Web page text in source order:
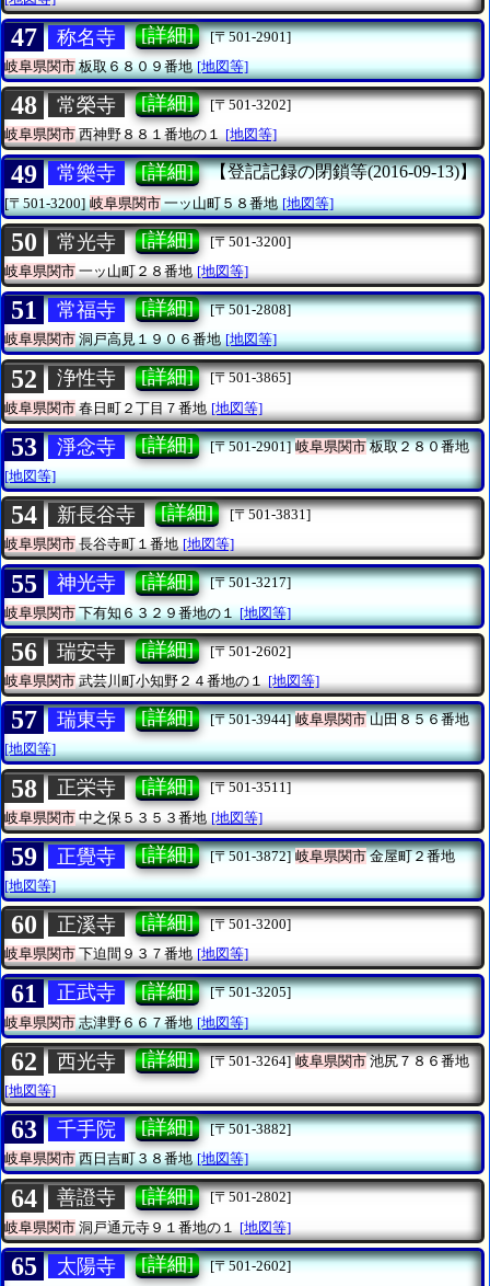
47 称名寺 [詳細]
[〒501-2901]
岐阜県関市板取６８０９番地 [地図等]
48 常榮寺 [詳細]
[〒501-3202]
岐阜県関市西神野８８１番地の１ [地図等]
49 常樂寺 [詳細] 【登記記録の閉鎖等(2016-09-13)】
[〒501-3200] 岐阜県関市一ッ山町５８番地 [地図等]
50 常光寺 [詳細]
[〒501-3200]
岐阜県関市一ッ山町２８番地 [地図等]
51 常福寺 [詳細]
[〒501-2808]
岐阜県関市洞戸高見１９０６番地 [地図等]
52 浄性寺 [詳細]
[〒501-3865]
岐阜県関市 春日町２丁目７番地 [地図等]
53 淨念寺 [詳細] [〒501-2901] 岐阜県関市板取２８０番地
[地図等]
54 新長谷寺 [詳細]
[〒501-3831]
岐阜県関市長谷寺町１番地 [地図等]
55 神光寺 [詳細]
[〒501-3217]
岐阜県関市下有知６３２９番地の１ [地図等]
56 瑞安寺 [詳細]
[〒501-2602]
岐阜県関市武芸川町小知野２４番地の１ [地図等]
57 瑞東寺 [詳細] [〒501-3944] 岐阜県関市山田８５６番地
[地図等]
58 正栄寺 [詳細]
[〒501-3511]
岐阜県関市 中之保５３５３番地 [地図等]
59 正覺寺 [詳細] [〒501-3872] 岐阜県関市金屋町２番地
[地図等]
60 正溪寺 [詳細]
[〒501-3200]
岐阜県関市下迫間９３７番地 [地図等]
61 正武寺 [詳細]
[〒501-3205]
岐阜県関市志津野６６７番地 [地図等]
62 西光寺 [詳細] [〒501-3264] 岐阜県関市池尻７８６番地
[地図等]
63 千手院 [詳細]
[〒501-3882]
岐阜県関市西日吉町３８番地 [地図等]
64 善證寺 [詳細]
[〒501-2802]
岐阜県関市 洞戸通元寺９１番地の１ [地図等]
65 太陽寺 [詳細]
[〒501-2602]